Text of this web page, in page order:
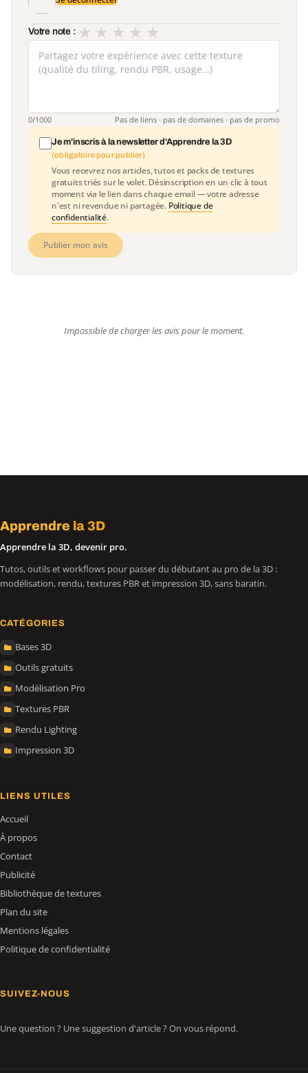
Votre note : ★
★
★
★
★
0/1000 Pas de liens · pas de domaines · pas de promo
Je m'inscris à la newsletter d'Apprendre la 3D
(obligatoire pour publier)
Vous recevrez nos articles, tutos et packs de textures
gratuits triés sur le volet. Désinscription en un clic à tout
moment via le lien dans chaque email — votre adresse
n'est ni revendue ni partagée. Politique de
confidentialité.
Publier mon avis
Impossible de charger les avis pour le moment.
Apprendre la 3D
Apprendre la 3D, devenir pro.
Tutos, outils et workflows pour passer du débutant au pro de la 3D :
modélisation, rendu, textures PBR et impression 3D, sans baratin.
CATÉGORIES
Bases 3D
Outils gratuits
Modélisation Pro
Textures PBR
Rendu Lighting
Impression 3D
LIENS UTILES
Accueil
À propos
Contact
Publicité
Bibliothèque de textures
Plan du site
Mentions légales
Politique de confidentialité
SUIVEZ-NOUS
Une question ? Une suggestion d'article ? On vous répond.